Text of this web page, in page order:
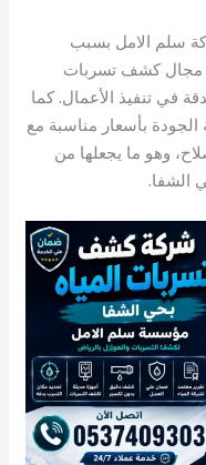
سلم الامل بسبب
مجال كشف تسربات
في تنفيذ الأعمال. كما
بأسعار مناسبة مع
وهو ما يجعلها من
الشفا.